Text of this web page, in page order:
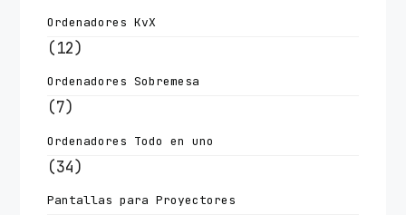
Ordenadores KvX
(12)
Ordenadores Sobremesa
(7)
Ordenadores Todo en uno
(34)
Pantallas para Proyectores